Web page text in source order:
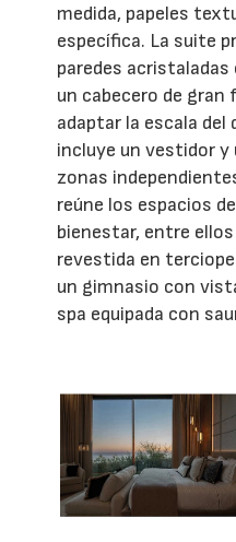
medida, papeles
específica. La suite
paredes
un cabecero de
adaptar la escala
incluye un vestidor y
zonas
reúne los espacios
bienestar, entre
revestida en
un gimnasio con
spa equipada con